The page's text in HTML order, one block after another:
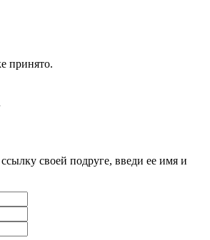
принято.
своей подруге, введи ее имя и